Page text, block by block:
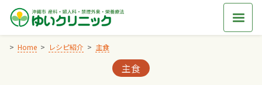
Skip
content
Home レシピ紹介 主食
Categories:
主食